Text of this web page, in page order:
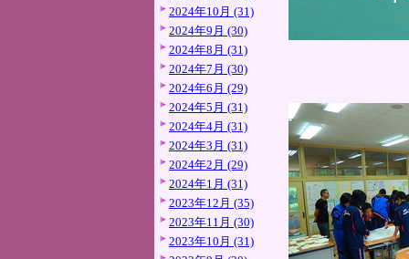
2024年10月 (31)
2024年9月 (30)
2024年8月 (31)
2024年7月 (30)
2024年6月 (29)
2024年5月 (31)
2024年4月 (31)
2024年3月 (31)
2024年2月 (29)
2024年1月 (31)
2023年12月 (35)
2023年11月 (30)
2023年10月 (31)